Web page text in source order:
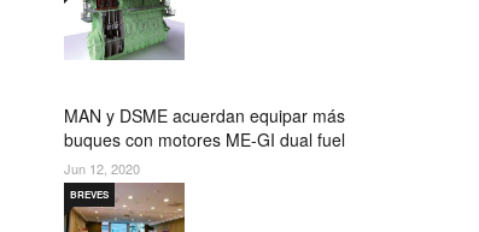
MAN y DSME acuerdan equipar más
buques con motores ME-GI dual fuel
Jun 12, 2020
BREVES